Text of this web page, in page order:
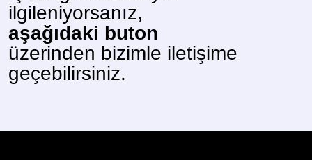
ilgileniyorsanız,
aşağıdaki buton
üzerinden bizimle iletişime
geçebilirsiniz.